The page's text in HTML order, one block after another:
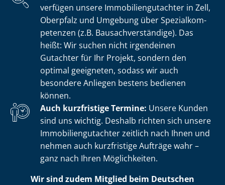
verfügen unsere Im­mo­bi­li­en­gut­ach­ter in Zell,
Oberpfalz und Umgebung über Spe­zi­al­kom­
pe­ten­zen (z.B. Bau­sach­ver­stän­di­ge). Das
heißt: Wir suchen nicht irgendeinen
Gutachter für Ihr Projekt, sondern den
optimal geeigneten, sodass wir auch
besondere Anliegen bestens bedienen
können.
Auch kurzfristige Termine: Unsere Kunden
sind uns wichtig. Deshalb richten sich unsere
Im­mo­bi­li­en­gut­ach­ter zeitlich nach Ihnen und
nehmen auch kurzfristige Aufträge wahr –
ganz nach Ihren Möglichkeiten.
Wir sind zudem Mitglied beim Deutschen